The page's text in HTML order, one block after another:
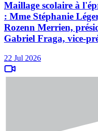
Maillage scolaire à
: Mme Stéphanie
Rozenn Merrien,
Gabriel Fraga, vice-
22 Jul 2026